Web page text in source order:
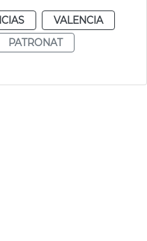
VALENCIA
PATRONAT